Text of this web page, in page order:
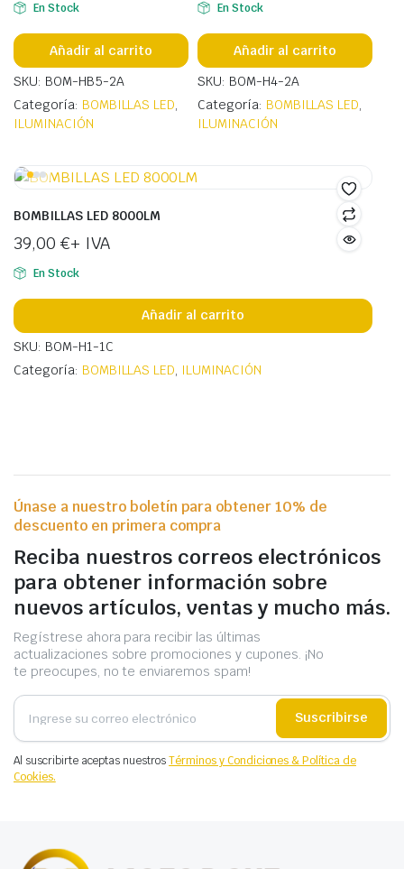
En Stock
Añadir al carrito
SKU: BOM-HB5-2A
Categoría: BOMBILLAS LED,
ILUMINACIÓN
En Stock
Añadir al carrito
SKU: BOM-H4-2A
Categoría: BOMBILLAS LED,
ILUMINACIÓN
BOMBILLAS LED 8000LM
39,00 €+ IVA
En Stock
Añadir al carrito
SKU: BOM-H1-1C
Categoría: BOMBILLAS LED ILUMINACIÓN
Únase a nuestro boletín para obtener 10% de
descuento en primera compra
Reciba nuestros correos electrónicos
para obtener información sobre
nuevos artículos, ventas y mucho más.
Regístrese ahora para recibir las últimas
actualizaciones sobre promociones y cupones. ¡No
te preocupes, no te enviaremos spam!
Suscribirse
Al suscribirte aceptas nuestrosTérminos y Condiciones & Política de
Cookies.